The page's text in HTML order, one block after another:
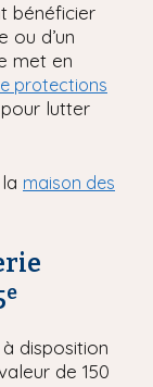
bénéficier
ou d’un
met en
protections
lutter
maison des
e
disposition
de 150